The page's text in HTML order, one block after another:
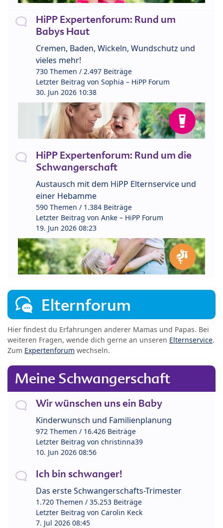
HiPP Expertenforum: Rund um
Babys Haut
Cremen, Baden, Wickeln, Wundschutz und
vieles mehr!
730 Themen / 2.497 Beiträge
Letzter Beitrag von Sophia – HiPP Forum
30. Jun 2026 10:38
HiPP Expertenforum: Rund um die
Schwangerschaft
Austausch mit dem HiPP Elternservice und
einer Hebamme
590 Themen / 1.384 Beiträge
Letzter Beitrag von Anke – HiPP Forum
19. Jun 2026 08:23
Elternforum
Hier findest du Erfahrungen anderer Mamas und Papas. Bei
weiteren Fragen, wende dich gerne an unseren Elternservice.
Zum Expertenforum wechseln.
Meine Schwangerschaft
Wir wünschen uns ein Baby
Kinderwunsch und Familienplanung
972 Themen / 16.426 Beiträge
Letzter Beitrag von christinna39
10. Jun 2026 08:56
Ich bin schwanger!
Das erste Schwangerschafts-Trimester
1.720 Themen / 35.253 Beiträge
Letzter Beitrag von Carolin Keck
7. Jul 2026 08:45